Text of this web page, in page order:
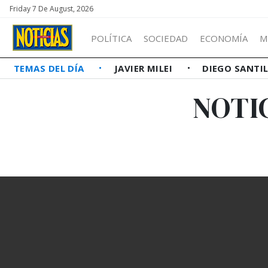
Friday 7 De August, 2026
POLÍTICA SOCIEDAD ECONOMÍA
TEMAS DEL DÍA JAVIER MILEI DIEGO